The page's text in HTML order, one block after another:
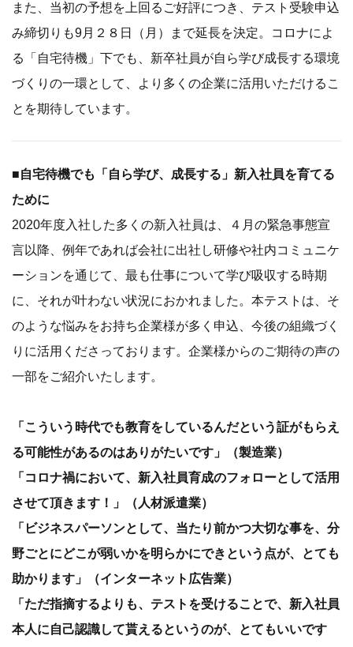
また、当初の予想を上回るご好評につき、テスト受験申込
み締切りも9月２８日（月）まで延長を決定。コロナによ
る「自宅待機」下でも、新卒社員が自ら学び成長する環境
づくりの一環として、より多くの企業に活用いただけるこ
とを期待しています。
■自宅待機でも「自ら学び、成長する」新入社員を育てる
ために
2020年度入社した多くの新入社員は、４月の緊急事態宣
言以降、例年であれば会社に出社し研修や社内コミュニケ
ーションを通じて、最も仕事について学び吸収する時期
に、それが叶わない状況におかれました。本テストは、そ
のような悩みをお持ち企業様が多く申込、今後の組織づく
りに活用くださっております。企業様からのご期待の声の
一部をご紹介いたします。
「こういう時代でも教育をしているんだという証がもらえ
る可能性があるのはありがたいです」（製造業）
「コロナ禍において、新入社員育成のフォローとして活用
させて頂きます！」（人材派遣業）
「ビジネスパーソンとして、当たり前かつ大切な事を、分
野ごとにどこが弱いかを明らかにできという点が、とても
助かります」（インターネット広告業）
「ただ指摘するよりも、テストを受けることで、新入社員
本人に自己認識して貰えるというのが、とてもいいです